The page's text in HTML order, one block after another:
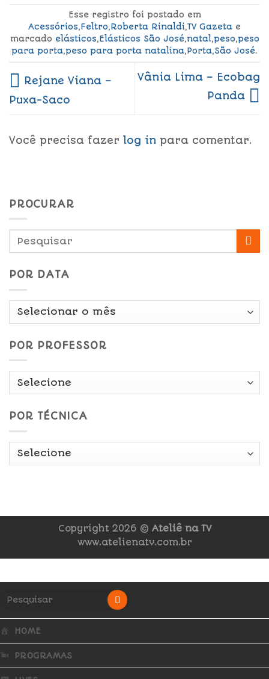
Esse registro foi postado em
Acessórios,Feltro,Roberta Rinaldi,TV Gazeta e
marcado elásticos,Elásticos São José,natal,peso,peso
para porta,peso para porta natalina,Porta,São José.
Rejane Viana –
Puxa-Saco
Vânia Lima – Ecobag
Panda
Você precisa fazer log in para comentar.
PROCURAR
POR DATA
Por
POR PROFESSOR
POR TÉCNICA
Copyright 2026 © Ateliê na TV
www.atelienatv.com.br
HOME
PROGRAMAS